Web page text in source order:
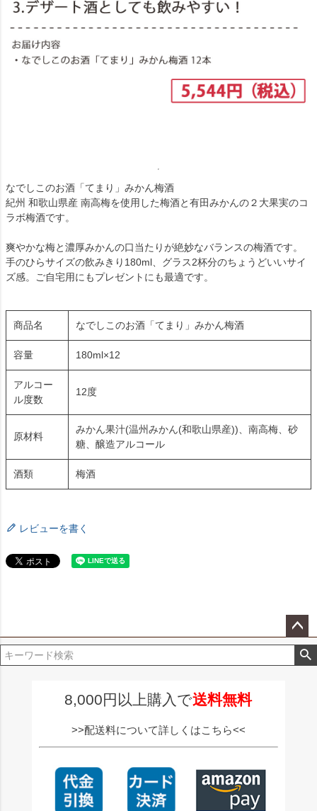
なでしこのお酒「てまり」みかん梅酒
紀州 和歌山県産 南高梅を使用した梅酒と有田みかんの２大果実のコ
ラボ梅酒です。
爽やかな梅と濃厚みかんの口当たりが絶妙なバランスの梅酒です。
手のひらサイズの飲みきり180ml、グラス2杯分のちょうどいいサイ
ズ感。ご自宅用にもプレゼントにも最適です。
商品名 なでしこのお酒「てまり」みかん梅酒
容量 180ml×12
アルコー
ル度数
12度
原材料
みかん果汁(温州みかん(和歌山県産))、南高梅、砂
糖、醸造アルコール
酒類 梅酒
レビューを書く
ペー
ジト
8,000円以上購入で送料無料
>>配送料について詳しくはこちら<<